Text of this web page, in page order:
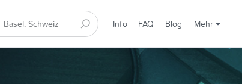
Info FAQ Blog Mehr